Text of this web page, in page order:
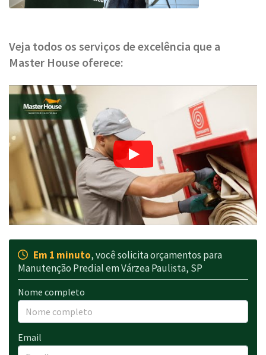
Veja todos os serviços de excelência que a
Master House oferece:
Em 1 minuto, você solicita orçamentos para
Manutenção Predial em Várzea Paulista, SP
Nome completo
Email